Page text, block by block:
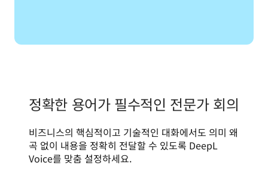
정확한 용어가 필수적인 전문가 회의
비즈니스의 핵심적이고 기술적인 대화에서도 의미 왜
곡 없이 내용을 정확히 전달할 수 있도록 DeepL
Voice를 맞춤 설정하세요.